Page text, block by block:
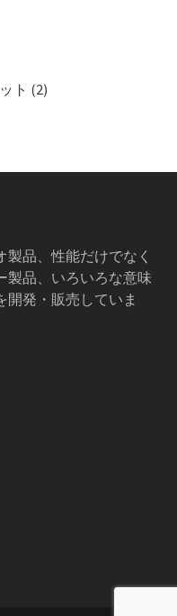
ト (2)
品、性能だけでなく
製品、いろいろな意味
開発・販売していま